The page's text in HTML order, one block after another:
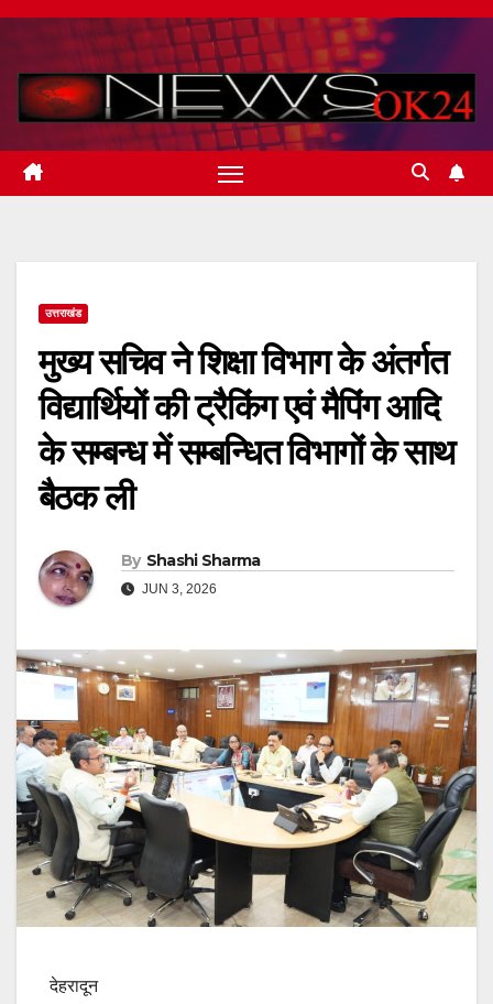
Skip
content
उत्तराखंड
मुख्य सचिव ने शिक्षा विभाग के अंतर्गत
विद्यार्थियों की ट्रैकिंग एवं मैपिंग आदि
के सम्बन्ध में सम्बन्धित विभागों के साथ
बैठक ली
By Shashi Sharma
JUN 3, 2026
देहरादून